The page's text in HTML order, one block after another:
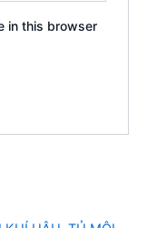
in this browser